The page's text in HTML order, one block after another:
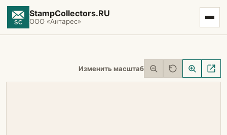
StampCollectors.RU
ООО «Антарес»
Изменить масштаб